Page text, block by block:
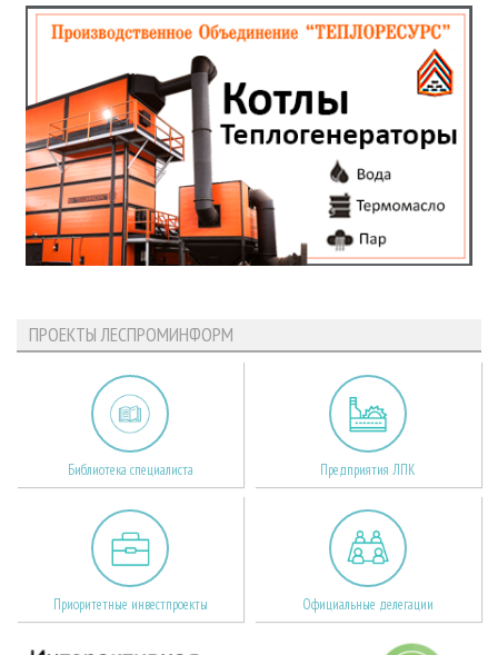
ПРОЕКТЫ ЛЕСПРОМИНФОРМ
Библиотека специалиста Предприятия ЛПК
Приоритетные инвестпроекты Официальные делегации